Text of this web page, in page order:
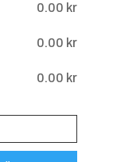
0.00 kr
0.00 kr
0.00 kr